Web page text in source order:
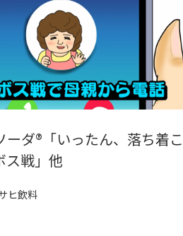
ーダ®︎「いったん、落ち着こ
ス戦」他
ヒ飲料